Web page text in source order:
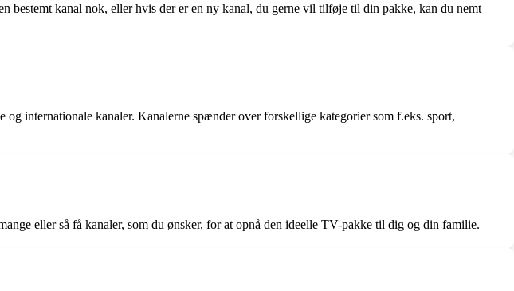
bestemt kanal nok, eller hvis der er en ny kanal, du gerne vil tilføje til din pakke, kan du nemt
internationale kanaler. Kanalerne spænder over forskellige kategorier som f.eks. sport,
eller så få kanaler, som du ønsker, for at opnå den ideelle TV-pakke til dig og din familie.